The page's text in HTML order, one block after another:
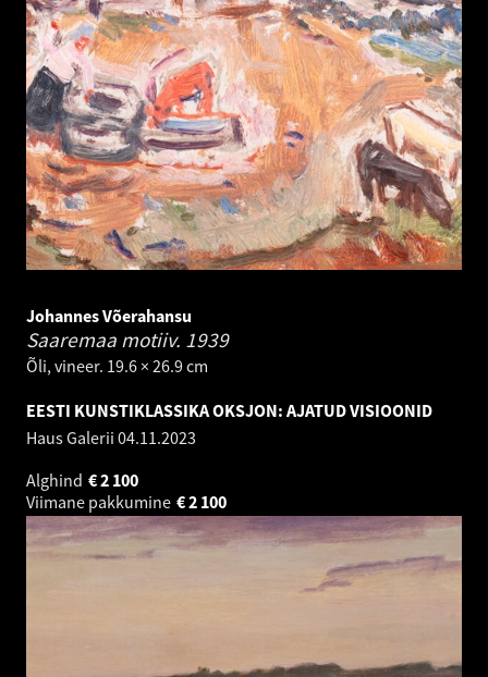
Johannes Võerahansu
Saaremaa motiiv. 1939
Õli, vineer. 19.6 × 26.9 cm
EESTI KUNSTIKLASSIKA OKSJON: AJATUD VISIOONID
Haus Galerii 04.11.2023
Alghind
2 100
€
Viimane pakkumine
2 100
€